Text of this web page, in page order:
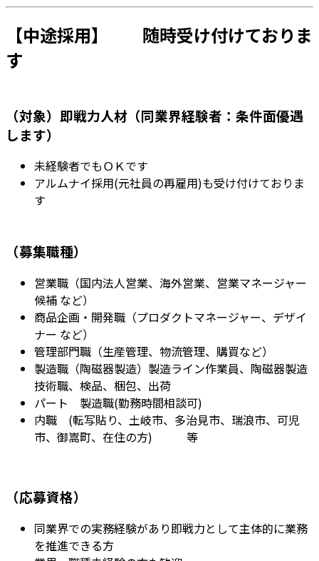
【中途採用】 随時受け付けておりま
す
（対象）即戦力人材（同業界経験者：条件面優遇
します）
未経験者でもＯＫです
アルムナイ採用(元社員の再雇用)も受け付けておりま
す
（募集職種）
営業職（国内法人営業、海外営業、営業マネージャー
候補 など）
商品企画・開発職（プロダクトマネージャー、デザイ
ナー など）
管理部門職（生産管理、物流管理、購買など）
製造職（陶磁器製造）製造ライン作業員、陶磁器製造
技術職、検品、梱包、出荷
パート 製造職(勤務時間相談可)
内職 (転写貼り、土岐市、多治見市、瑞浪市、可児
市、御嵩町、在住の方) 等
（応募資格）
同業界での実務経験があり即戦力として主体的に業務
を推進できる方